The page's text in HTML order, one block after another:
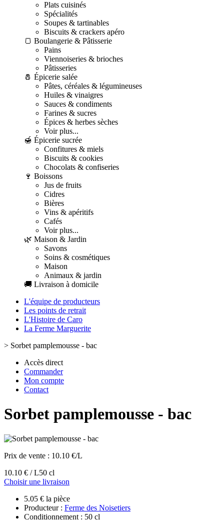
Plats cuisinés
Spécialités
Soupes & tartinables
Biscuits & crackers apéro
🍞 Boulangerie & Pâtisserie
Pains
Viennoiseries & brioches
Pâtisseries
🧂 Épicerie salée
Pâtes, céréales & légumineuses
Huiles & vinaigres
Sauces & condiments
Farines & sucres
Épices & herbes sèches
Voir plus...
🍯 Épicerie sucrée
Confitures & miels
Biscuits & cookies
Chocolats & confiseries
🍷 Boissons
Jus de fruits
Cidres
Bières
Vins & apéritifs
Cafés
Voir plus...
🌿 Maison & Jardin
Savons
Soins & cosmétiques
Maison
Animaux & jardin
🚚 Livraison à domicile
L'équipe de producteurs
Les points de retrait
L'Histoire de Caro
La Ferme Marguerite
> Sorbet pamplemousse - bac
Accès direct
Commander
Mon compte
Contact
Sorbet pamplemousse - bac
Prix de vente : 10.10 €/L
10.10 € / L50 cl
Choisir une livraison
5.05 € la pièce
Producteur : Ferme des Noisetiers
Conditionnement : 50 cl